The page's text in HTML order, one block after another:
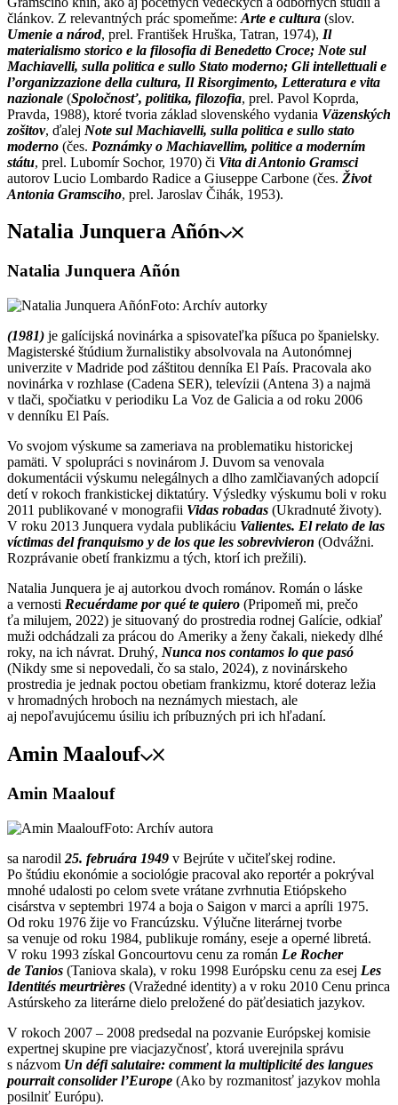
článkov. Z relevantných prác spomeňme: Arte e cultura (slov.
Umenie a národ, prel. František Hruška, Tatran, 1974), Il
materialismo storico e la filosofia di Benedetto Croce; Note sul
Machiavelli, sulla politica e sullo Stato moderno; Gli intellettuali e
l’organizzazione della cultura, Il Risorgimento, Letteratura e vita
nazionale (Spoločnosť, politika, filozofia, prel. Pavol Koprda,
Pravda, 1988), ktoré tvoria základ slovenského vydania Väzenských
zošitov, ďalej Note sul Machiavelli, sulla politica e sullo stato
moderno (čes. Poznámky o Machiavellim, politice a moderním
státu, prel. Lubomír Sochor, 1970) či Vita di Antonio Gramsci
autorov Lucio Lombardo Radice a Giuseppe Carbone (čes. Život
Antonia Gramsciho, prel. Jaroslav Čihák, 1953).
Natalia Junquera Añón
Natalia Junquera Añón
Foto: Archív autorky
(1981) je galícijská novinárka a spisovateľka píšuca po španielsky.
Magisterské štúdium žurnalistiky absolvovala na Autonómnej
univerzite v Madride pod záštitou denníka El País. Pracovala ako
novinárka v rozhlase (Cadena SER), televízii (Antena 3) a najmä
v tlači, spočiatku v periodiku La Voz de Galicia a od roku 2006
v denníku El País.
Vo svojom výskume sa zameriava na problematiku historickej
pamäti. V spolupráci s novinárom J. Duvom sa venovala
dokumentácii výskumu nelegálnych a dlho zamlčiavaných adopcií
detí v rokoch frankistickej diktatúry. Výsledky výskumu boli v roku
2011 publikované v monografii Vidas robadas (Ukradnuté životy).
V roku 2013 Junquera vydala publikáciu Valientes. El relato de las
víctimas del franquismo y de los que les sobrevivieron (Odvážni.
Rozprávanie obetí frankizmu a tých, ktorí ich prežili).
Natalia Junquera je aj autorkou dvoch románov. Román o láske
a vernosti Recuérdame por qué te quiero (Pripomeň mi, prečo
ťa milujem, 2022) je situovaný do prostredia rodnej Galície, odkiaľ
muži odchádzali za prácou do Ameriky a ženy čakali, niekedy dlhé
roky, na ich návrat. Druhý, Nunca nos contamos lo que pasó
(Nikdy sme si nepovedali, čo sa stalo, 2024), z novinárskeho
prostredia je jednak poctou obetiam frankizmu, ktoré doteraz ležia
v hromadných hroboch na neznámych miestach, ale
aj nepoľavujúcemu úsiliu ich príbuzných pri ich hľadaní.
Amin Maalouf
Amin Maalouf
Foto: Archív autora
sa narodil 25. februára 1949 v Bejrúte v učiteľskej rodine.
Po štúdiu ekonómie a sociológie pracoval ako reportér a pokrýval
mnohé udalosti po celom svete vrátane zvrhnutia Etiópskeho
cisárstva v septembri 1974 a boja o Saigon v marci a apríli 1975.
Od roku 1976 žije vo Francúzsku. Výlučne literárnej tvorbe
sa venuje od roku 1984, publikuje romány, eseje a operné libretá.
V roku 1993 získal Goncourtovu cenu za román Le Rocher
de Tanios (Taniova skala), v roku 1998 Európsku cenu za esej Les
Identités meurtrières (Vražedné identity) a v roku 2010 Cenu princa
Astúrskeho za literárne dielo preložené do päťdesiatich jazykov.
V rokoch 2007 – 2008 predsedal na pozvanie Európskej komisie
expertnej skupine pre viacjazyčnosť, ktorá uverejnila správu
s názvom Un défi salutaire: comment la multiplicité des langues
pourrait consolider l’Europe (Ako by rozmanitosť jazykov mohla
posilniť Európu).